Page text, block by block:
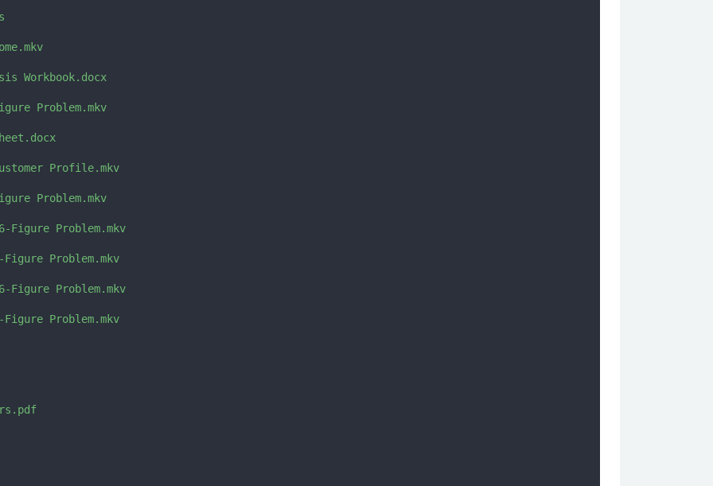
Workbook.docx
Problem.mkv
Profile.mkv
Problem.mkv
Figure Problem.mkv
Figure Problem.mkv
Figure Problem.mkv
Figure Problem.mkv